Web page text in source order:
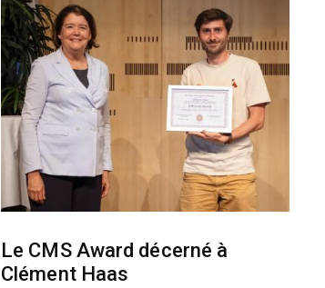
Le CMS Award décerné à
Clément Haas